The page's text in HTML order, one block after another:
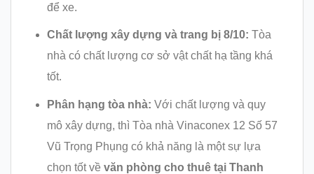
để xe.
Chất lượng xây dựng và trang bị 8/10: Tòa
nhà có chất lượng cơ sở vật chất hạ tầng khá
tốt.
Phân hạng tòa nhà: Với chất lượng và quy
mô xây dựng, thì Tòa nhà Vinaconex 12 Số 57
Vũ Trọng Phụng có khả năng là một sự lựa
chọn tốt về văn phòng cho thuê tại Thanh